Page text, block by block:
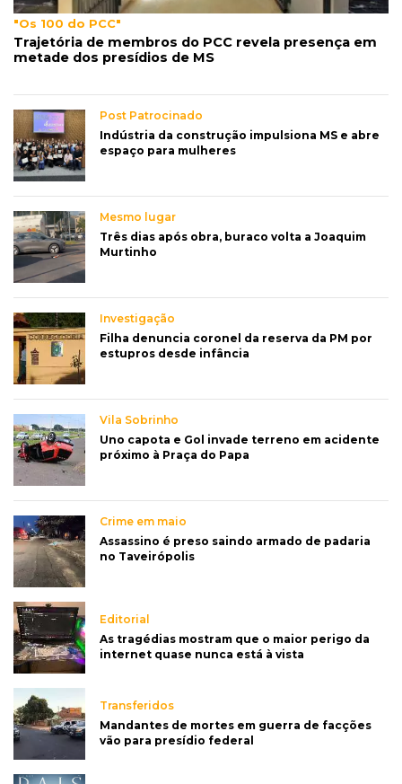
"Os 100 do PCC"
Trajetória de membros do PCC revela presença em
metade dos presídios de MS
Post Patrocinado
Indústria da construção impulsiona MS e abre
espaço para mulheres
Mesmo lugar
Três dias após obra, buraco volta a Joaquim
Murtinho
Investigação
Filha denuncia coronel da reserva da PM por
estupros desde infância
Vila Sobrinho
Uno capota e Gol invade terreno em acidente
próximo à Praça do Papa
Crime em maio
Assassino é preso saindo armado de padaria
no Taveirópolis
Editorial
As tragédias mostram que o maior perigo da
internet quase nunca está à vista
Transferidos
Mandantes de mortes em guerra de facções
vão para presídio federal